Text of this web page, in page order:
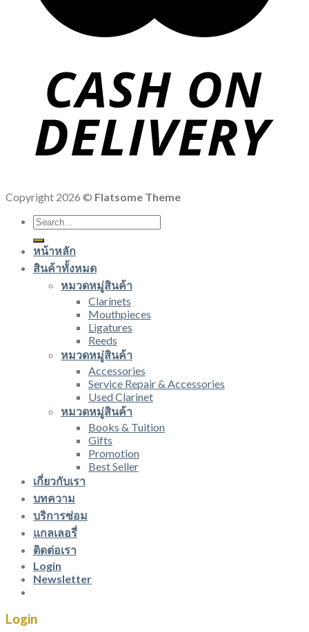
Copyright 2026 © Flatsome Theme
Search
for:
หน้าหลัก
สินค้าทั้งหมด
หมวดหมู่สินค้า
Clarinets
Mouthpieces
Ligatures
Reeds
หมวดหมู่สินค้า
Accessories
Service Repair & Accessories
Used Clarinet
หมวดหมู่สินค้า
Books & Tuition
Gifts
Promotion
Best Seller
เกี่ยวกับเรา
บทความ
บริการซ่อม
แกลเลอรี่
ติดต่อเรา
Login
Newsletter
Login